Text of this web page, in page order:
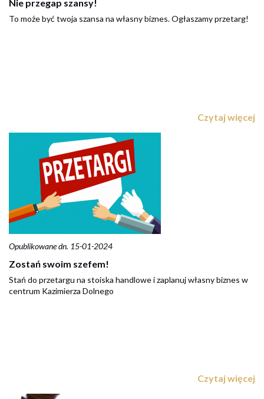
Nie przegap szansy!
To może być twoja szansa na własny biznes. Ogłaszamy przetarg!
Czytaj więcej
Opublikowane dn. 15-01-2024
Zostań swoim szefem!
Stań do przetargu na stoiska handlowe i zaplanuj własny biznes w
centrum Kazimierza Dolnego
Czytaj więcej